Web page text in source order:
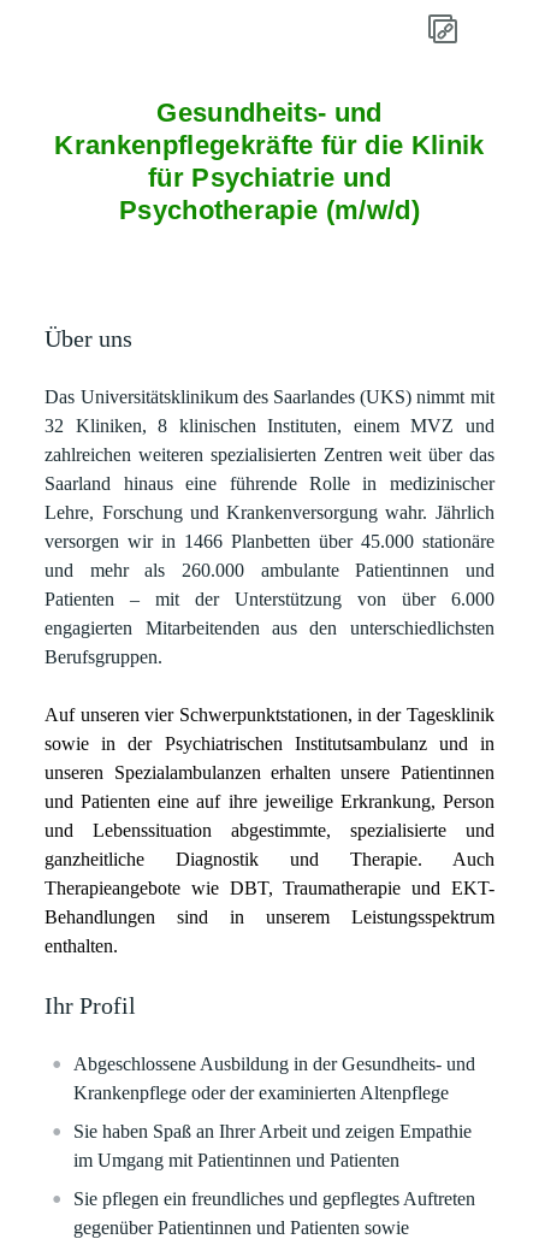
Gesundheits- und
Krankenpflegekräfte für die Klinik
für Psychiatrie und
Psychotherapie (m/w/d)
Über uns
Das Universitätsklinikum des Saarlandes (UKS) nimmt mit
32 Kliniken, 8 klinischen Instituten, einem MVZ und
zahlreichen weiteren spezialisierten Zentren weit über das
Saarland hinaus eine führende Rolle in medizinischer
Lehre, Forschung und Krankenversorgung wahr. Jährlich
versorgen wir in 1466 Planbetten über 45.000 stationäre
und mehr als 260.000 ambulante Patientinnen und
Patienten – mit der Unterstützung von über 6.000
engagierten Mitarbeitenden aus den unterschiedlichsten
Berufsgruppen.
Auf unseren vier Schwerpunktstationen, in der Tagesklinik
sowie in der Psychiatrischen Institutsambulanz und in
unseren Spezialambulanzen erhalten unsere Patientinnen
und Patienten eine auf ihre jeweilige Erkrankung, Person
und Lebenssituation abgestimmte, spezialisierte und
ganzheitliche Diagnostik und Therapie. Auch
Therapieangebote wie DBT, Traumatherapie und EKT-
Behandlungen sind in unserem Leistungsspektrum
enthalten.
Ihr Profil
Abgeschlossene Ausbildung in der Gesundheits- und
Krankenpflege oder der examinierten Altenpflege
Sie haben Spaß an Ihrer Arbeit und zeigen Empathie
im Umgang mit Patientinnen und Patienten
Sie pflegen ein freundliches und gepflegtes Auftreten
gegenüber Patientinnen und Patienten sowie